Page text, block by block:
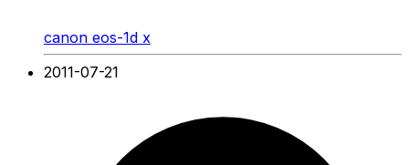
canon eos-1d x
2011-07-21